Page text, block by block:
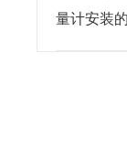
量计安装